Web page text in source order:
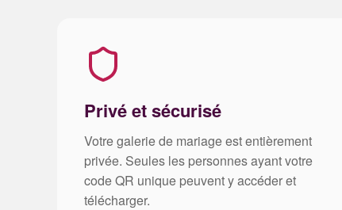
Privé et sécurisé
Votre galerie de mariage est entièrement
privée. Seules les personnes ayant votre
code QR unique peuvent y accéder et
télécharger.